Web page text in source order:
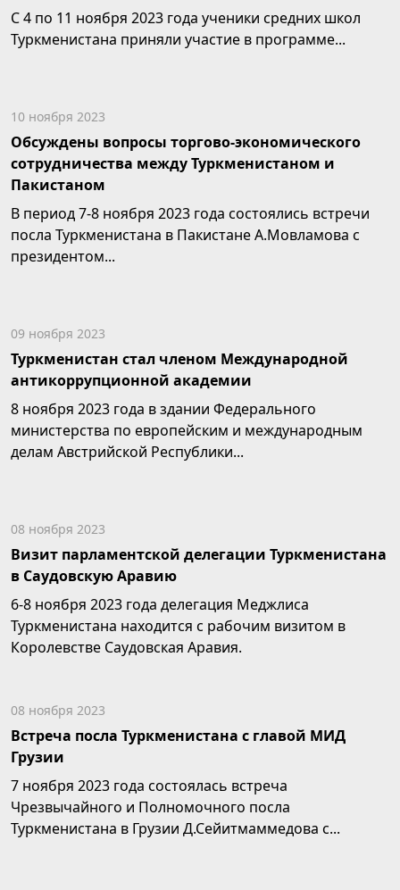
С 4 по 11 ноября 2023 года ученики средних школ
Туркменистана приняли участие в программе...
10 ноября 2023
Обсуждены вопросы торгово-экономического
сотрудничества между Туркменистаном и
Пакистаном
В период 7-8 ноября 2023 года состоялись встречи
посла Туркменистана в Пакистане А.Мовламова с
президентом...
09 ноября 2023
Туркменистан стал членом Международной
антикоррупционной академии
8 ноября 2023 года в здании Федерального
министерства по европейским и международным
делам Австрийской Республики...
08 ноября 2023
Визит парламентской делегации Туркменистана
в Саудовскую Аравию
6-8 ноября 2023 года делегация Меджлиса
Туркменистана находится с рабочим визитом в
Королевстве Саудовская Аравия.
08 ноября 2023
Встреча посла Туркменистана с главой МИД
Грузии
7 ноября 2023 года состоялась встреча
Чрезвычайного и Полномочного посла
Туркменистана в Грузии Д.Сейитмаммедова с...